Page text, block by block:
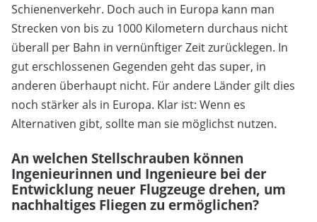
Schienenverkehr. Doch auch in Europa kann man
Strecken von bis zu 1000 Kilometern durchaus nicht
überall per Bahn in vernünftiger Zeit zurücklegen. In
gut erschlossenen Gegenden geht das super, in
anderen überhaupt nicht. Für andere Länder gilt dies
noch stärker als in Europa. Klar ist: Wenn es
Alternativen gibt, sollte man sie möglichst nutzen.
An welchen Stellschrauben können
Ingenieurinnen und Ingenieure bei der
Entwicklung neuer Flugzeuge drehen, um
nachhaltiges Fliegen zu ermöglichen?